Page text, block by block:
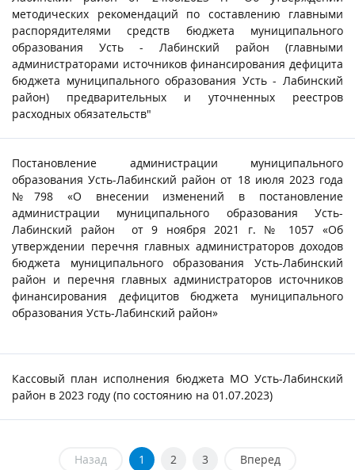
методических рекомендаций по составлению главными
распорядителями средств бюджета муниципального
образования Усть - Лабинский район (главными
администраторами источников финансирования дефицита
бюджета муниципального образования Усть - Лабинский
район) предварительных и уточненных реестров
расходных обязательств"
Постановление администрации муниципального
образования Усть-Лабинский район от 18 июля 2023 года
№798 «О внесении изменений в постановление
администрации муниципального образования Усть-
Лабинский район от 9 ноября 2021 г. № 1057 «Об
утверждении перечня главных администраторов доходов
бюджета муниципального образования Усть-Лабинский
район и перечня главных администраторов источников
финансирования дефицитов бюджета муниципального
образования Усть-Лабинский район»
Кассовый план исполнения бюджета МО Усть-Лабинский
район в 2023 году (по состоянию на 01.07.2023)
Назад 1 2 3 Вперед